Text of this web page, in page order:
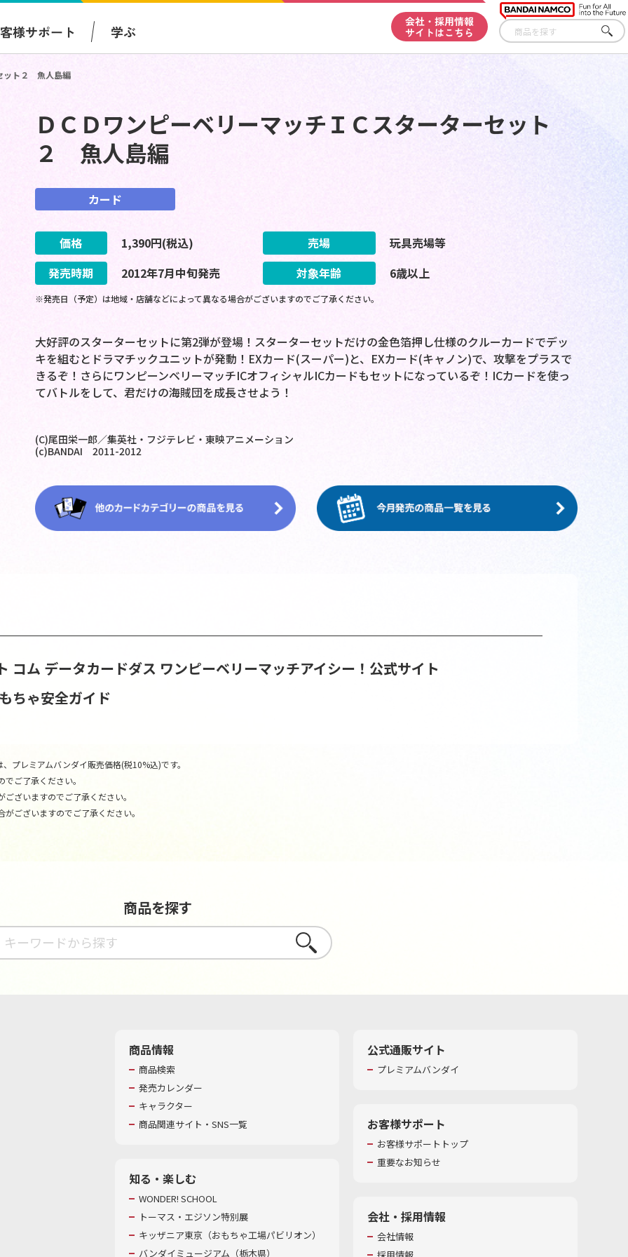
様サポート 学ぶ
会社・採用情報
サイトはこちら
さが
す
ット２ 魚人島編
ＤＣＤワンピーベリーマッチＩＣスターターセット
２ 魚人島編
カード
価格 1,390円(税込) 売場
玩具売場等
発売時期
2012年7月中旬発売 対象年齢 6歳以上
※発売日（予定）は地域・店舗などによって異なる場合がございますのでご了承ください。
大好評のスターターセットに第2弾が登場！スターターセットだけの金色箔押し仕様のクルーカードでデッ
キを組むとドラマチックユニットが発動！EXカード(スーパー)と、EXカード(キャノン)で、攻撃をプラスで
きるぞ！さらにワンピーンベリーマッチICオフィシャルICカードもセットになっているぞ！ICカードを使っ
てバトルをして、君だけの海賊団を成長させよう！
(C)尾田栄一郎／集英社・フジテレビ・東映アニメーション
(c)BANDAI 2011-2012
コム データカードダス ワンピーベリーマッチアイシー！公式サイト
ちゃ安全ガイド
プレミアムバンダイ販売価格(税10%込)です。
ご了承ください。
ざいますのでご了承ください。
ございますのでご了承ください。
商品を探す
さがす
商品情報
商品検索
発売カレンダー
キャラクター
商品関連サイト・SNS一覧
知る・楽しむ
WONDER! SCHOOL
トーマス・エジソン特別展
キッザニア東京（おもちゃ工場パビリオン）​
バンダイミュージアム（栃木県）
公式通販サイト
プレミアムバンダイ
お客様サポート
お客様サポートトップ
重要なお知らせ
会社・採用情報
会社情報